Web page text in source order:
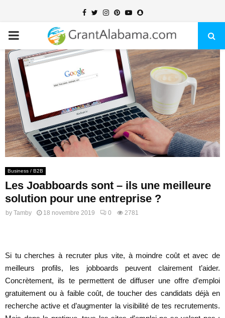
Facebook
TwitterInstagram
PinterestYoutubeSnapchat
PRIMARY
MENU
Business / B2B
Les Joabboards sont – ils une meilleure
solution pour une entreprise ?
by Tamby 18 novembre 2019 0 2781
Si tu cherches à recruter plus vite, à moindre coût et avec de
meilleurs profils, les jobboards peuvent clairement t’aider.
Concrètement, ils te permettent de diffuser une offre d’emploi
gratuitement ou à faible coût, de toucher des candidats déjà en
recherche active et d’augmenter la visibilité de tes recrutements.